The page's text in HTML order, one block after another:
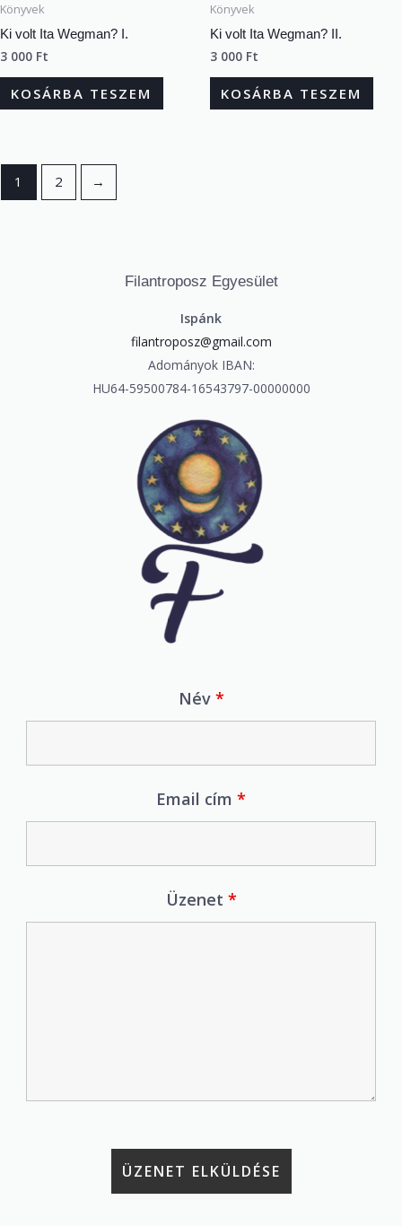
Könyvek
Ki volt Ita Wegman? I.
3 000 Ft
KOSÁRBA TESZEM
Könyvek
Ki volt Ita Wegman? II.
3 000 Ft
KOSÁRBA TESZEM
1 2 →
Filantroposz Egyesület
Ispánk
filantroposz@gmail.com
Adományok IBAN:
HU64-59500784-16543797-00000000
Név *
Email cím *
Üzenet *